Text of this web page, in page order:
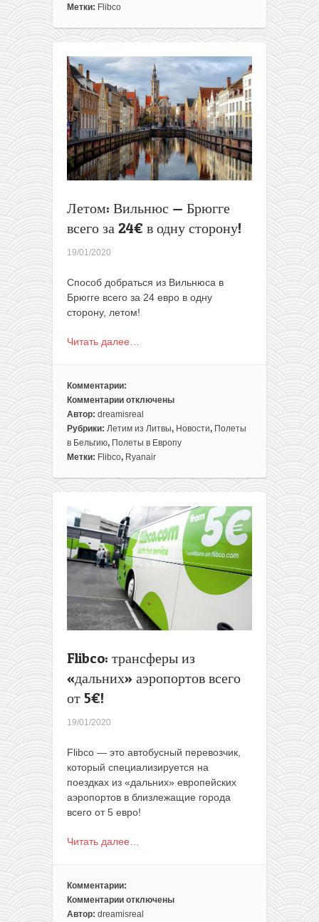
Flibco:
из
аэропортов
в
город
всего
за
5€
Метки: Flibco
Летом: Вильнюс — Брюгге
всего за 24€ в одну сторону!
19/01/2020
Способ добраться из Вильнюса в
Брюгге всего за 24 евро в одну
сторону, летом!
Читать далее…
Комментарии:
Комментарии
к
записи
Летом:
Вильнюс
Брюгге
24€
в
одну
сторону!
отключены
Автор: dreamisreal
Рубрики: Летим из Литвы, Новости, Полеты
в Бельгию, Полеты в Европу
Метки: Flibco, Ryanair
Flibco: трансферы из
«дальних» аэропортов всего
от 5€!
19/01/2020
Flibco — это автобусный перевозчик,
который специализируется на
поездках из «дальних» европейских
аэропортов в близлежащие города
всего от 5 евро!
Читать далее…
Комментарии:
Комментарии
к
отключены
Автор: dreamisreal